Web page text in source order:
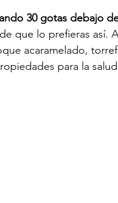
30 gotas debajo
que lo prefieras así.
acaramelado,
para la